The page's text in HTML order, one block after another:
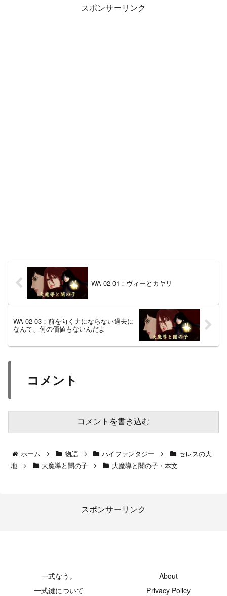
スポンサーリンク
WA-02-01：ヴィーとカヤリ
WA-02-03：前を向く力にならない過去に
なんて、何の価値もないんだよ
コメント
コメントを書き込む
ホーム 物語 ハイファンタジー
セレスの大
地
大魔導と闇の子 大魔導と闇の子・本文
スポンサーリンク
一式なう。
About
一式鍵について
Privacy Policy